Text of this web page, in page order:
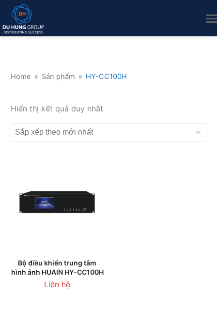
Home » Sản phẩm » HY-CC100H
Hiển thị kết quả duy nhất
Bộ điều khiển trung tâm
hình ảnh HUAIN HY-CC100H
Liên hệ